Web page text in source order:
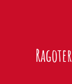
Ragoter